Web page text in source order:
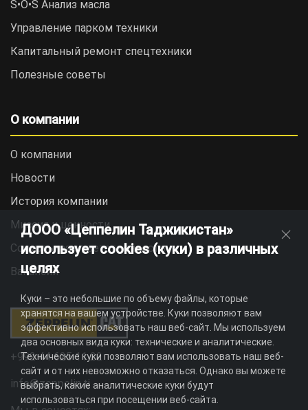
S•O•S Анализ масла
Управление парком техники
Капитальный ремонт спецтехники
Полезные советы
О компании
О компании
Новости
История компании
Миссия и ценности
Социальная ответственность
Вакансии
+992 44 625 11 22
info@zeppelin.tj
ДООО «Цеппелин Таджикистан»
использует cookies (куки) в различных
целях
Куки – это небольшие по объему файлы, которые
хранятся на вашем устройстве. Куки позволяют вам
эффективно использовать наш веб-сайт. Мы используем
два основных вида куки: технические и аналитические.
Технические куки позволяют вам использовать наш веб-
сайт и от них невозможно отказаться. Однако вы можете
выбрать, какие аналитические куки будут
использоваться при посещении веб-сайта.